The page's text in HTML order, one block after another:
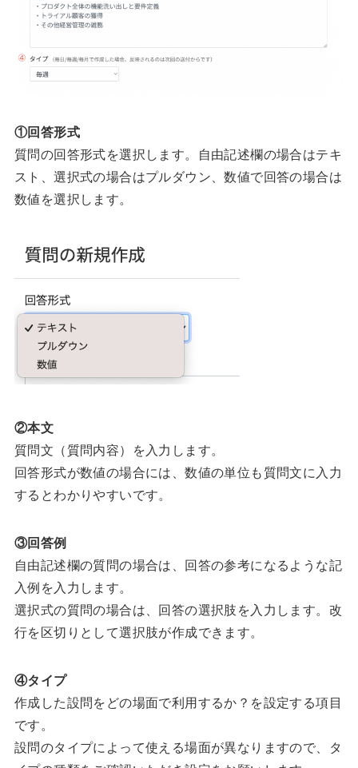
①回答形式
質問の回答形式を選択します。自由記述欄の場合はテキ
スト、選択式の場合はプルダウン、数値で回答の場合は
数値を選択します。
②本文
質問文（質問内容）を入力します。
回答形式が数値の場合には、数値の単位も質問文に入力
するとわかりやすいです。
③回答例
自由記述欄の質問の場合は、回答の参考になるような記
入例を入力します。
選択式の質問の場合は、回答の選択肢を入力します。改
行を区切りとして選択肢が作成できます。
④タイプ
作成した設問をどの場面で利用するか？を設定する項目
です。
設問のタイプによって使える場面が異なりますので、タ